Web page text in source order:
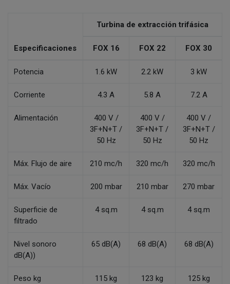
Especificaciones
Turbina de extracción trifásica
FOX 16 FOX 22 FOX 30
Potencia 1.6 kW 2.2 kW 3 kW
Corriente 4.3 A 5.8 A 7.2 A
Alimentación
400 V /
3F+N+T /
50 Hz
400 V /
3F+N+T /
50 Hz
400 V /
3F+N+T /
50 Hz
Máx. Flujo de aire 210 mc/h 320 mc/h 320 mc/h
Máx. Vacío 200 mbar 210 mbar 270 mbar
Superficie de
filtrado
4 sq.m 4 sq.m 4 sq.m
Nivel sonoro
dB(A))
65 dB(A) 68 dB(A) 68 dB(A)
Peso kg 115 kg 123 kg 125 kg